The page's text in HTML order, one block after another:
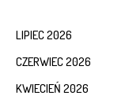
LIPIEC 2026
CZERWIEC 2026
KWIECIEŃ 2026